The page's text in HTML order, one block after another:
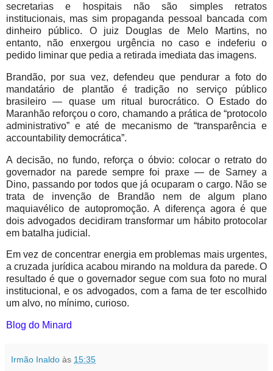
secretarias e hospitais não são simples retratos
institucionais, mas sim propaganda pessoal bancada com
dinheiro público. O juiz Douglas de Melo Martins, no
entanto, não enxergou urgência no caso e indeferiu o
pedido liminar que pedia a retirada imediata das imagens.
Brandão, por sua vez, defendeu que pendurar a foto do
mandatário de plantão é tradição no serviço público
brasileiro — quase um ritual burocrático. O Estado do
Maranhão reforçou o coro, chamando a prática de “protocolo
administrativo” e até de mecanismo de “transparência e
accountability democrática”.
A decisão, no fundo, reforça o óbvio: colocar o retrato do
governador na parede sempre foi praxe — de Sarney a
Dino, passando por todos que já ocuparam o cargo. Não se
trata de invenção de Brandão nem de algum plano
maquiavélico de autopromoção. A diferença agora é que
dois advogados decidiram transformar um hábito protocolar
em batalha judicial.
Em vez de concentrar energia em problemas mais urgentes,
a cruzada jurídica acabou mirando na moldura da parede. O
resultado é que o governador segue com sua foto no mural
institucional, e os advogados, com a fama de ter escolhido
um alvo, no mínimo, curioso.
Blog do Minard
Irmão Inaldo às 15:35